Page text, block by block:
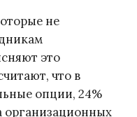
не
это
что в
опции, 24%
организационных